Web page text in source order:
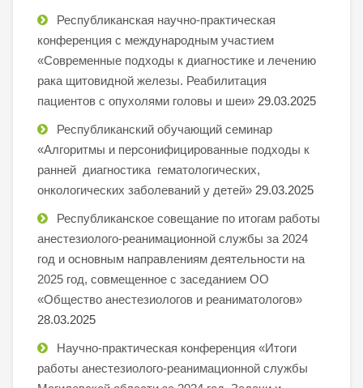
Республиканская научно-практическая
конференция с международным участием
«Современные подходы к диагностике и лечению
рака щитовидной железы. Реабилитация
пациентов с опухолями головы и шеи» 29.03.2025
Республиканский обучающий семинар
«Алгоритмы и персонифицированные подходы к
ранней диагностика гематологических,
онкологических заболеваний у детей» 29.03.2025
Республиканское совещание по итогам работы
анестезиолого-реанимационной службы за 2024
год и основным направлениям деятельности на
2025 год, совмещенное с заседанием ОО
«Общество анестезиологов и реаниматологов»
28.03.2025
Научно-практическая конференция «Итоги
работы анестезиолого-реанимационной службы